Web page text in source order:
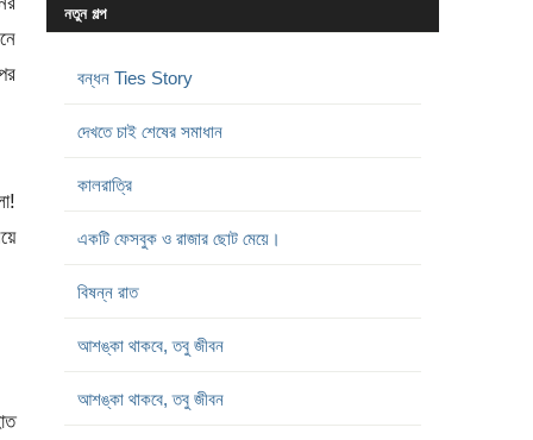
নতুন গল্প
বন্ধন Ties Story
দেখতে চাই শেষের সমাধান
কালরাত্রি
একটি ফেসবুক ও রাজার ছোট মেয়ে।
বিষন্ন রাত
আশঙ্কা থাকবে, তবু জীবন
আশঙ্কা থাকবে, তবু জীবন